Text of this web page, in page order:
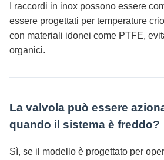
I raccordi in inox possono essere
essere progettati per temperature
con materiali idonei come PTFE,
organici.
La valvola può essere
quando il sistema è freddo?
Sì, se il modello è progettato per